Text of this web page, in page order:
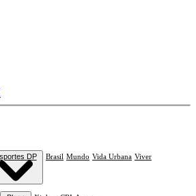
DP Brasil Mundo Vida Urbana Viver